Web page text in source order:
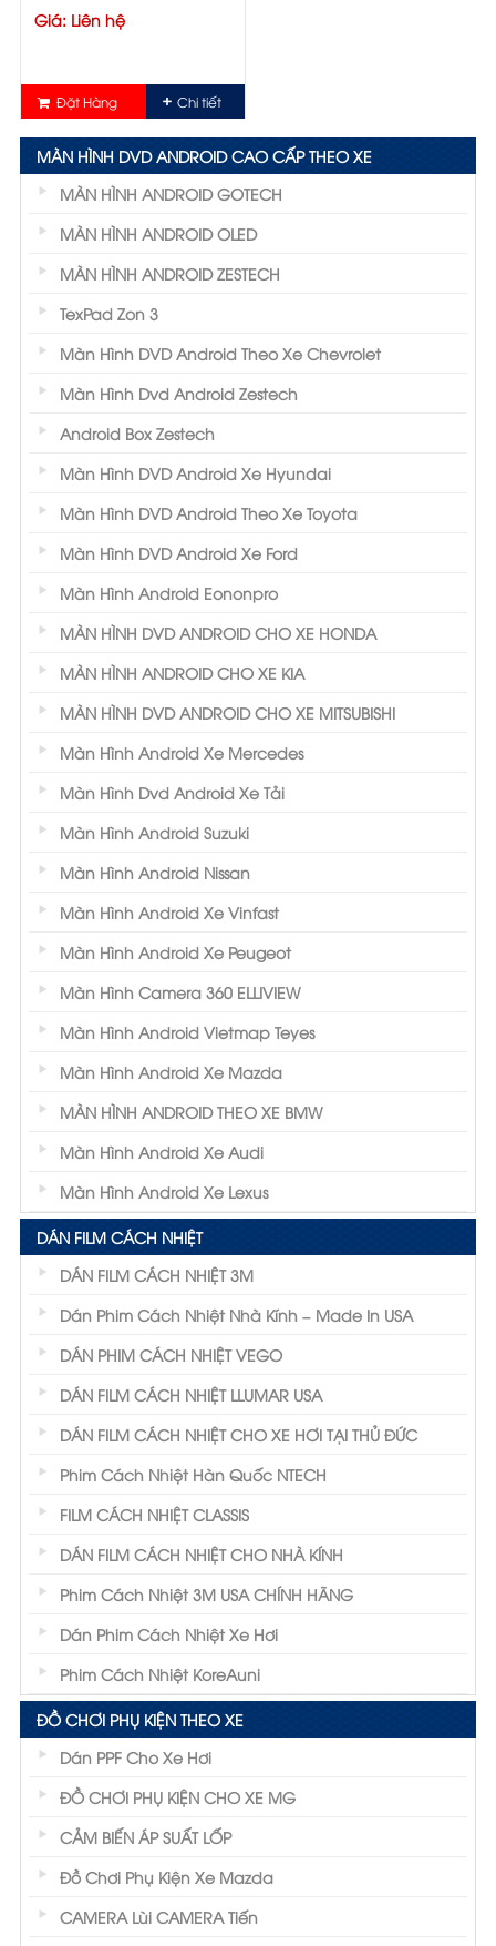
Giá: Liên hệ
Đặt Hàng Chi tiết
MÀN HÌNH DVD ANDROID CAO CẤP THEO XE
MÀN HÌNH ANDROID GOTECH
MÀN HÌNH ANDROID OLED
MÀN HÌNH ANDROID ZESTECH
TexPad Zon 3
Màn Hình DVD Android Theo Xe Chevrolet
Màn Hình Dvd Android Zestech
Android Box Zestech
Màn Hình DVD Android Xe Hyundai
Màn Hình DVD Android Theo Xe Toyota
Màn Hình DVD Android Xe Ford
Màn Hình Android Eononpro
MÀN HÌNH DVD ANDROID CHO XE HONDA
MÀN HÌNH ANDROID CHO XE KIA
MÀN HÌNH DVD ANDROID CHO XE MITSUBISHI
Màn Hình Android Xe Mercedes
Màn Hình Dvd Android Xe Tải
Màn Hình Android Suzuki
Màn Hình Android Nissan
Màn Hình Android Xe Vinfast
Màn Hình Android Xe Peugeot
Màn Hình Camera 360 ELLIVIEW
Màn Hình Android Vietmap Teyes
Màn Hình Android Xe Mazda
MÀN HÌNH ANDROID THEO XE BMW
Màn Hình Android Xe Audi
Màn Hình Android Xe Lexus
DÁN FILM CÁCH NHIỆT
DÁN FILM CÁCH NHIỆT 3M
Dán Phim Cách Nhiệt Nhà Kính – Made In USA
DÁN PHIM CÁCH NHIỆT VEGO
DÁN FILM CÁCH NHIỆT LLUMAR USA
DÁN FILM CÁCH NHIỆT CHO XE HƠI TẠI THỦ ĐỨC
Phim Cách Nhiệt Hàn Quốc NTECH
FILM CÁCH NHIỆT CLASSIS
DÁN FILM CÁCH NHIỆT CHO NHÀ KÍNH
Phim Cách Nhiệt 3M USA CHÍNH HÃNG
Dán Phim Cách Nhiệt Xe Hơi
Phim Cách Nhiệt KoreAuni
ĐỒ CHƠI PHỤ KIỆN THEO XE
Dán PPF Cho Xe Hơi
ĐỒ CHƠI PHỤ KIỆN CHO XE MG
CẢM BIẾN ÁP SUẤT LỐP
Đồ Chơi Phụ Kiện Xe Mazda
CAMERA Lùi CAMERA Tiến